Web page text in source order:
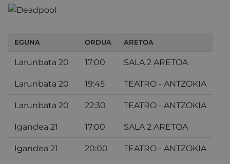
EGUNA ORDUA ARETOA
Larunbata 20 17:00 SALA 2 ARETOA
Larunbata 20 19:45 TEATRO - ANTZOKIA
Larunbata 20 22:30 TEATRO - ANTZOKIA
Igandea 21 17:00 SALA 2 ARETOA
Igandea 21 20:00 TEATRO - ANTZOKIA